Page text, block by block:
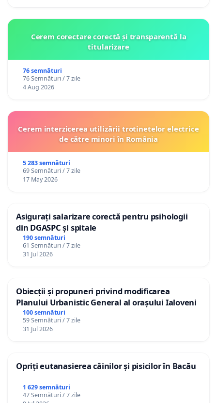
Cerem corectare corectă și transparentă la
titularizare
76 semnături
76 Semnături / 7 zile
4 Aug 2026
Cerem interzicerea utilizării trotinetelor electrice
de către minori în România
5 283 semnături
69 Semnături / 7 zile
17 May 2026
Asigurați salarizare corectă pentru psihologii
din DGASPC și spitale
190 semnături
61 Semnături / 7 zile
31 Jul 2026
Obiecții și propuneri privind modificarea
Planului Urbanistic General al orașului Ialoveni
100 semnături
59 Semnături / 7 zile
31 Jul 2026
Opriți eutanasierea câinilor și pisicilor în Bacău
1 629 semnături
47 Semnături / 7 zile